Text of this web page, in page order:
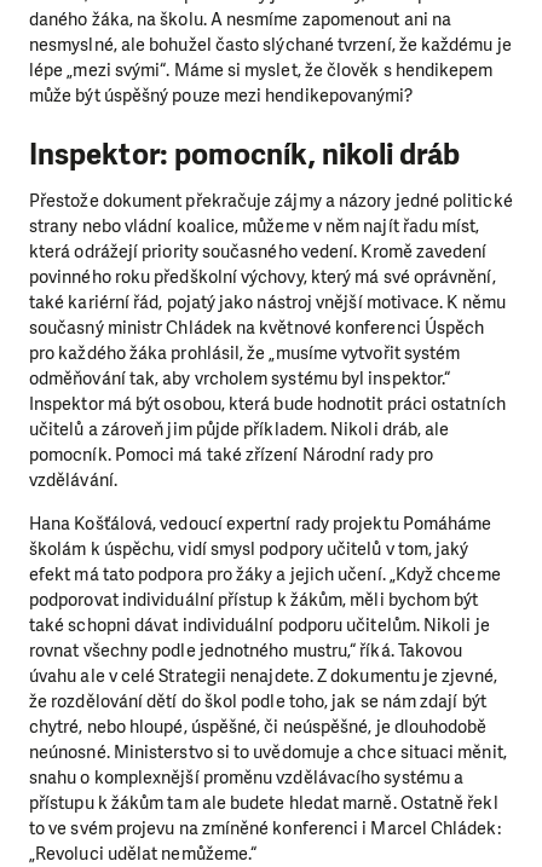
daného žáka, na školu. A nesmíme zapomenout ani na
nesmyslné, ale bohužel často slýchané tvrzení, že každému je
lépe „mezi svými“. Máme si myslet, že člověk s hendikepem
může být úspěšný pouze mezi hendikepovanými?
Inspektor: pomocník, nikoli dráb
Přestože dokument překračuje zájmy a názory jedné politické
strany nebo vládní koalice, můžeme v něm najít řadu míst,
která odrážejí priority současného vedení. Kromě zavedení
povinného roku předškolní výchovy, který má své oprávnění,
také kariérní řád, pojatý jako nástroj vnější motivace. K němu
současný ministr Chládek na květnové konferenci Úspěch
pro každého žáka prohlásil, že „musíme vytvořit systém
odměňování tak, aby vrcholem systému byl inspektor.“
Inspektor má být osobou, která bude hodnotit práci ostatních
učitelů a zároveň jim půjde příkladem. Nikoli dráb, ale
pomocník. Pomoci má také zřízení Národní rady pro
vzdělávání.
Hana Košťálová, vedoucí expertní rady projektu Pomáháme
školám k úspěchu, vidí smysl podpory učitelů v tom, jaký
efekt má tato podpora pro žáky a jejich učení. „Když chceme
podporovat individuální přístup k žákům, měli bychom být
také schopni dávat individuální podporu učitelům. Nikoli je
rovnat všechny podle jednotného mustru,“ říká. Takovou
úvahu ale v celé Strategii nenajdete. Z dokumentu je zjevné,
že rozdělování dětí do škol podle toho, jak se nám zdají být
chytré, nebo hloupé, úspěšné, či neúspěšné, je dlouhodobě
neúnosné. Ministerstvo si to uvědomuje a chce situaci měnit,
snahu o komplexnější proměnu vzdělávacího systému a
přístupu k žákům tam ale budete hledat marně. Ostatně řekl
to ve svém projevu na zmíněné konferenci i Marcel Chládek:
„Revoluci udělat nemůžeme.“
PODPOŘTE NÁS!
Abychom mohli pomáhat smysluplně, neobejdeme se
bez Vaší podpory. Ať už se nám rozhodnete pomoci
Klubu přátel, Vaše dary nám umožní pomoci vždy tam,
kde je to nejvíce potřeba.
DAROVAT DAROVAT PRAVIDELNĚ